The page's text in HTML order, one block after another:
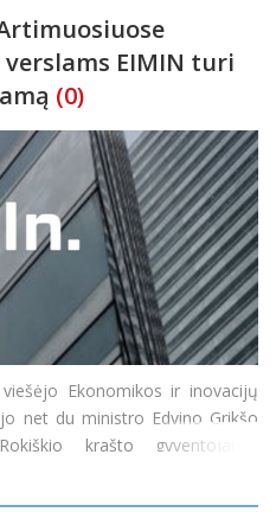
EIMIN turi
(0)
Ekonomikos ir inovacijų
net du ministro Edvino Grikšo
krašto gyventojams:
Jarutis. Susitikime su verslo